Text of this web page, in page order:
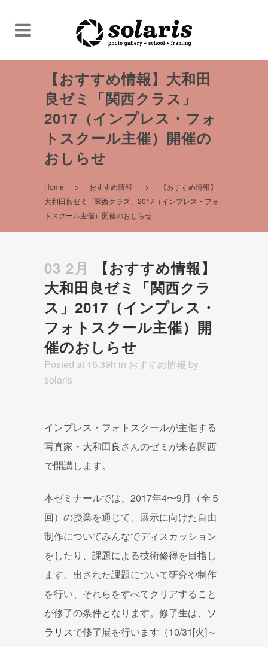
【おすすめ情報】大和田
良ゼミ「関西クラス」
2017（インプレス・フォ
トスクール主催）開催の
おしらせ
Home > おすすめ情報 >
【おすすめ情報】
大和田良ゼミ「関西クラス」2017（インプレス・フォ
トスクール主催）開催のおしらせ
03 2月
【おすすめ情報】
大和田良ゼミ「関西クラ
ス」2017（インプレス・
フォトスクール主催）開
催のおしらせ
Posted at 16:39h in おすすめ情報 by
solaris
インプレス・フォトスクールが主催する
写真家・ 大和田良 さんのゼミが来春関西
で開講します。
本ゼミナールでは、2017年4〜9月（全５
回）の授業を通じて、展示に向けた自由
制作についてみんなでディスカッション
をしたり、課題による技術修得を目指し
ます。出された課題について研究や制作
を行い、それらをすべてクリアすること
が修了の条件となります。修了生は、 ソ
ラリスで修了展を行います（10/31[火]～